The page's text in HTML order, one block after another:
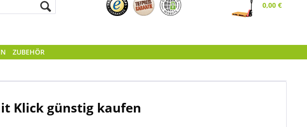
0,00 €
ZUBEHÖR
Klick günstig kaufen